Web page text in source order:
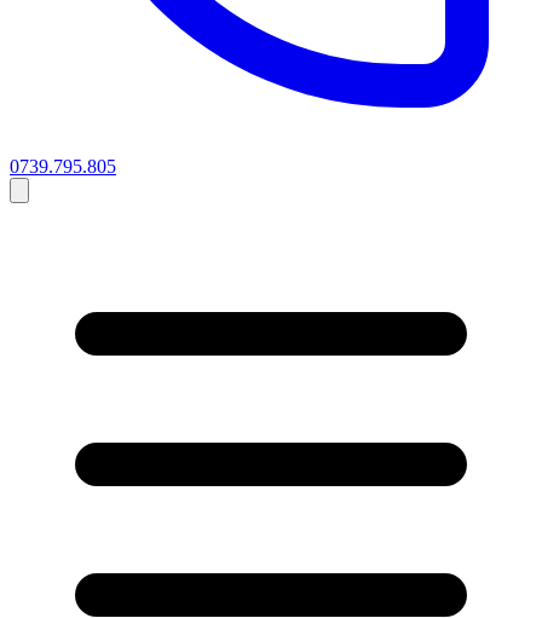
0739.795.805